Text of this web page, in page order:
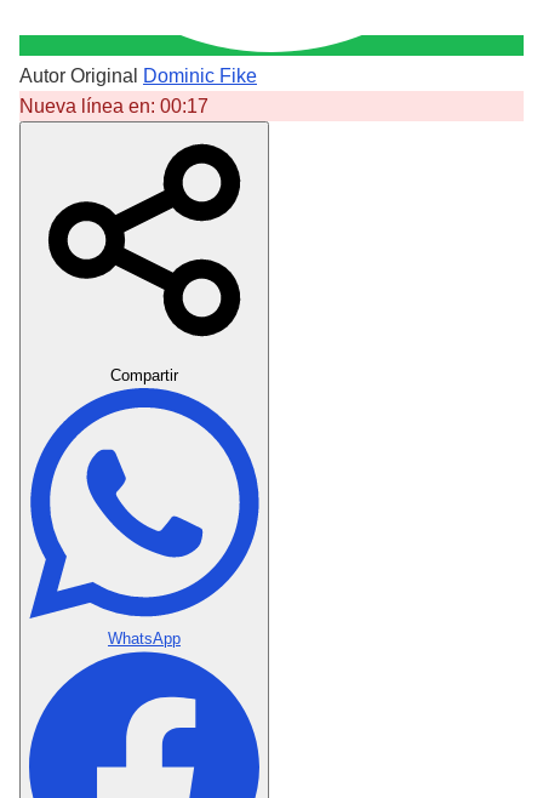
Autor Original
Dominic Fike
Nueva línea en: 00:17
Compartir
WhatsApp